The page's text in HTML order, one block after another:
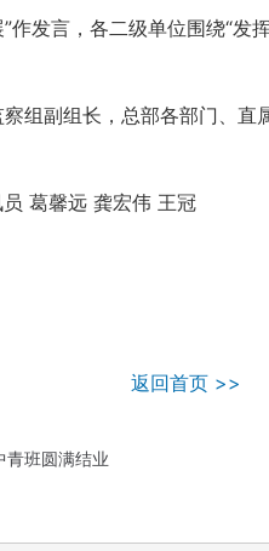
作发言，各二级单位围绕“发
副组长，总部各部门、直
葛馨远 龚宏伟 王冠
返回首页 >>
青班圆满结业